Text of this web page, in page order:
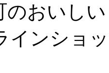
のおいし
インショ